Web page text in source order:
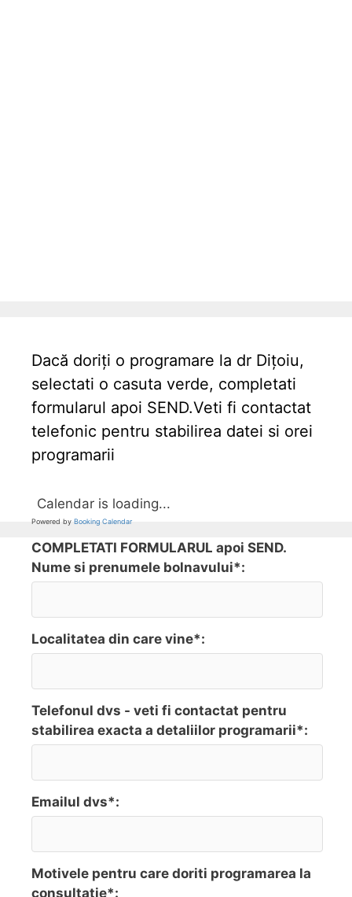
Dacă doriți o programare la dr Dițoiu,
selectati o casuta verde, completati
formularul apoi SEND.Veti fi contactat
telefonic pentru stabilirea datei si orei
programarii
Calendar is loading...
Powered by Booking Calendar
COMPLETATI FORMULARUL apoi SEND.
Nume si prenumele bolnavului*:
Localitatea din care vine*:
Telefonul dvs - veti fi contactat pentru
stabilirea exacta a detaliilor programarii*:
Emailul dvs*:
Motivele pentru care doriti programarea la
consultatie*: